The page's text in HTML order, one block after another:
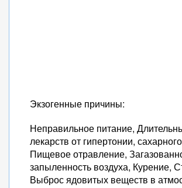
Экзогенные причины:
Неправильное питание,
лекарств от гипертонии,
Пищевое отравление,
запыленность воздуха, Курение,
Выброс ядовитых веществ в